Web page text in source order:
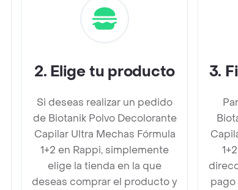
2. Elige tu producto
Si deseas realizar un pedido
de Biotanik Polvo Decolorante
Capilar Ultra Mechas Fórmula
1+2 en Rappi, simplemente
elige la tienda en la que
deseas comprar el producto y
3.
pago